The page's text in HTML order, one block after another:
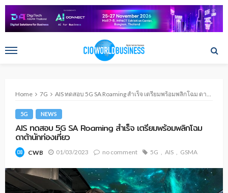
Home 7G AIS ทดสอบ 5G SA Roaming สำเร็จ เตรียมพร้อมพลิกโฉม ดาต้านักท่องเที่ยว
5G NEWS
AIS ทดสอบ 5G SA Roaming สำเร็จ เตรียมพร้อมพลิกโฉม
ดาต้านักท่องเที่ยว
CWB 01/03/2023 no comment 5G AIS GSMA